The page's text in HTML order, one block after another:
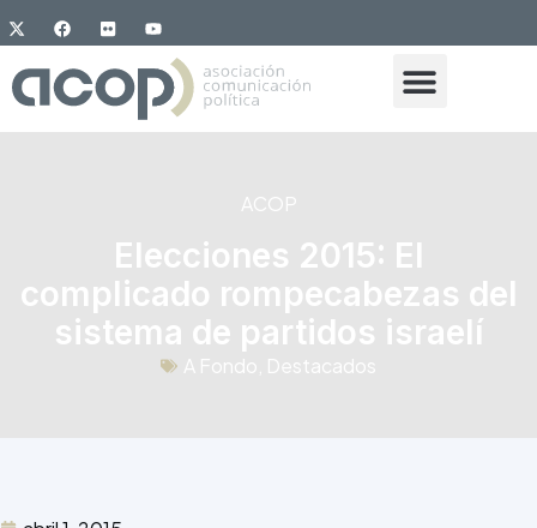
ACOP
Elecciones 2015: El
complicado rompecabezas del
sistema de partidos israelí
A Fondo Destacados